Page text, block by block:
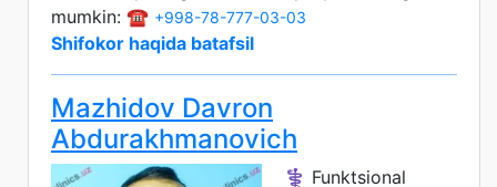
mumkin: ☎️ +998-78-777-03-03
Shifokor haqida batafsil
Mazhidov Davron
Abdurakhmanovich
⚕️ Funktsional